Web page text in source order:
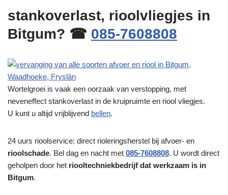
stankoverlast, rioolvliegjes in
Bitgum? ☎ 085-7608808
Wortelgroei is vaak een oorzaak van verstopping, met
neveneffect stankoverlast in de kruipruimte en riool vliegjes.
U kunt u altijd vrijblijvend bellen.
24 uurs rioolservice: direct rioleringsherstel bij afvoer- en
rioolschade. Bel dag en nacht met 085-7608808. U wordt direct
geholpen door het riooltechniekbedrijf dat werkzaam is in
Bitgum.